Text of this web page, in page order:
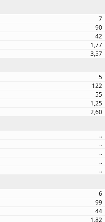
7
90
42
1,77
3,57
5
122
55
1,25
2,60
..
..
..
..
..
6
99
44
1,82